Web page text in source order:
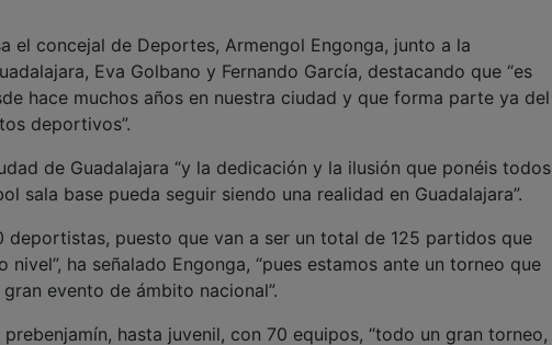
el concejal de Deportes, Armengol Engonga, junto a la
Eva Golbano y Fernando García, destacando que “es
hace muchos años en nuestra ciudad y que forma parte ya del
deportivos”.
de Guadalajara “y la dedicación y la ilusión que ponéis todos
sala base pueda seguir siendo una realidad en Guadalajara”.
deportistas, puesto que van a ser un total de 125 partidos que
ha señalado Engonga, “pues estamos ante un torneo que
evento de ámbito nacional”.
hasta juvenil, con 70 equipos, “todo un gran torneo,